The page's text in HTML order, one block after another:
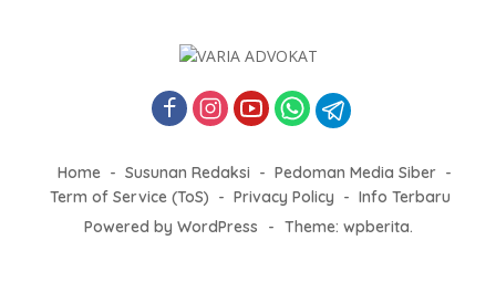
Home Susunan Redaksi
Pedoman Media Siber
Term of Service (ToS)
Privacy Policy
Info Terbaru
Powered by WordPress
- Theme: wpberita.